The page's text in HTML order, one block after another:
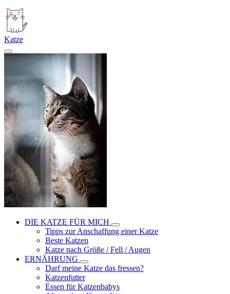
Katze
DIE KATZE FÜR MICH
Tipps zur Anschaffung einer Katze
Beste Katzen
Katze nach Größe / Fell / Augen
ERNÄHRUNG
Darf meine Katze das fressen?
Katzenfutter
Essen für Katzenbabys